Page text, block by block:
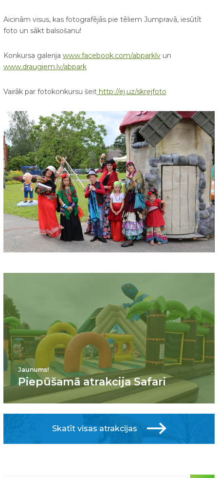
Aicinām visus, kas fotografējās pie tēliem Jumpravā, iesūtīt
foto un sākt balsošanu!
Konkursa galerija www.facebook.com/abparklvun
www.draugiem.lv/abpark
Vairāk par fotokonkursu šeithttp://ej.uz/skrejfoto
Jaunums!
Piepūšamā atrakcija Safari
Skatīt visas atrakcijas